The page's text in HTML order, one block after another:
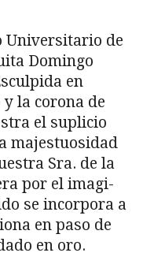
Universitario de
Domingo
en
la corona de
el suplicio
majestuosidad
Sra. de la
por el imagi­
se incorpora a
en paso de
en oro.